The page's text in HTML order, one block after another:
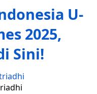
U-
2025,
Sini!